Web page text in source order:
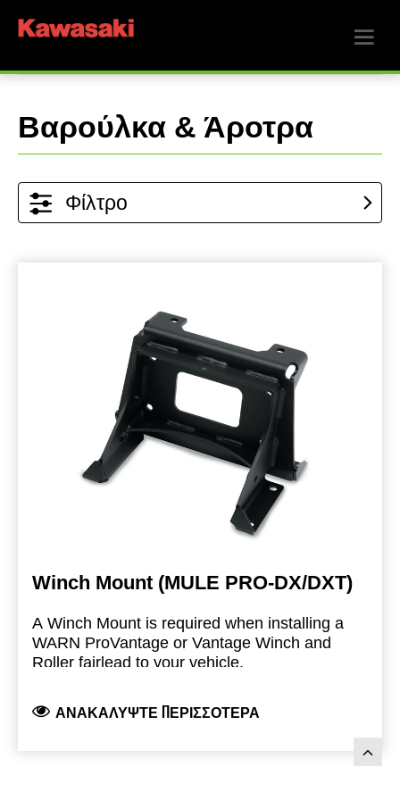
Βαρούλκα & Άροτρα
Φίλτρο
Winch Mount (MULE PRO-DX/DXT)
A Winch Mount is required when installing a
WARN ProVantage or Vantage Winch and
Roller fairlead to your vehicle.
installation of WARN products
ΑΝΑΚΑΛΎΨΤΕ ΠΕΡΙΣΣΌΤΕΡΑ